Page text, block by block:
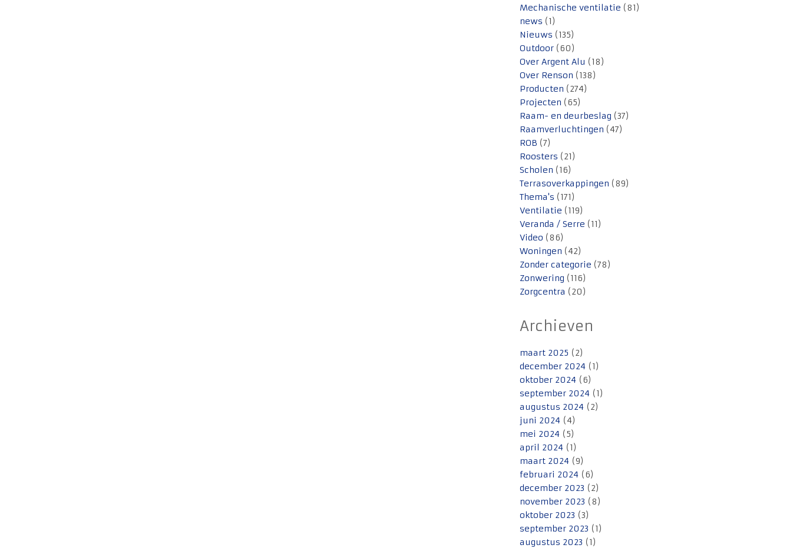
Mechanische ventilatie (81)
news (1)
Nieuws (135)
Outdoor (60)
Over Argent Alu (18)
Over Renson (138)
Producten (274)
Projecten (65)
Raam- en deurbeslag (37)
Raamverluchtingen (47)
ROB (7)
Roosters (21)
Scholen (16)
Terrasoverkappingen (89)
Thema's (171)
Ventilatie (119)
Veranda / Serre (11)
Video (86)
Woningen (42)
Zonder categorie (78)
Zonwering (116)
Zorgcentra (20)
Archieven
maart 2025 (2)
december 2024 (1)
oktober 2024 (6)
september 2024 (1)
augustus 2024 (2)
juni 2024 (4)
mei 2024 (5)
april 2024 (1)
maart 2024 (9)
februari 2024 (6)
december 2023 (2)
november 2023 (8)
oktober 2023 (3)
september 2023 (1)
augustus 2023 (1)